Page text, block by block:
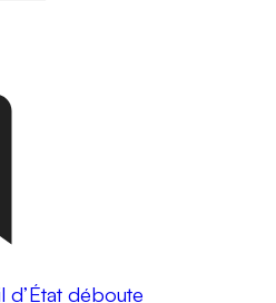
déboute